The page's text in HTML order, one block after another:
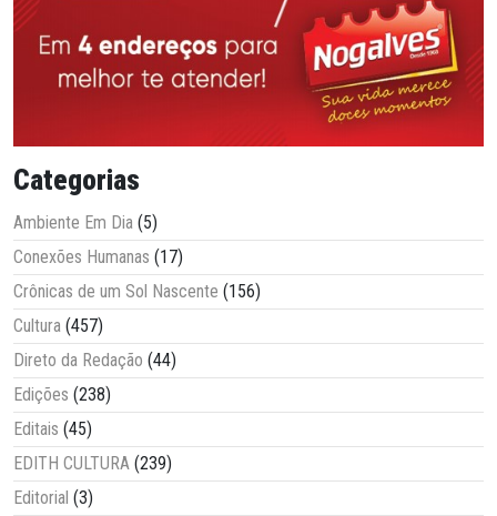
Categorias
Ambiente Em Dia (5)
Conexões Humanas (17)
Crônicas de um Sol Nascente (156)
Cultura (457)
Direto da Redação (44)
Edições (238)
Editais (45)
EDITH CULTURA (239)
Editorial (3)